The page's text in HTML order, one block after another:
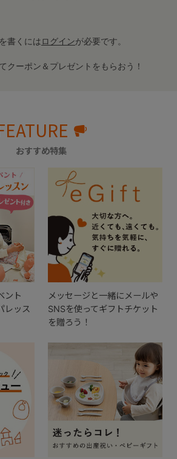
書くにはログインが必要です。
クーポン＆プレゼントをもらおう！
おすすめ特集
ント
レッス
メッセージと一緒にメールや
SNSを使ってギフトチケット
を贈ろう！